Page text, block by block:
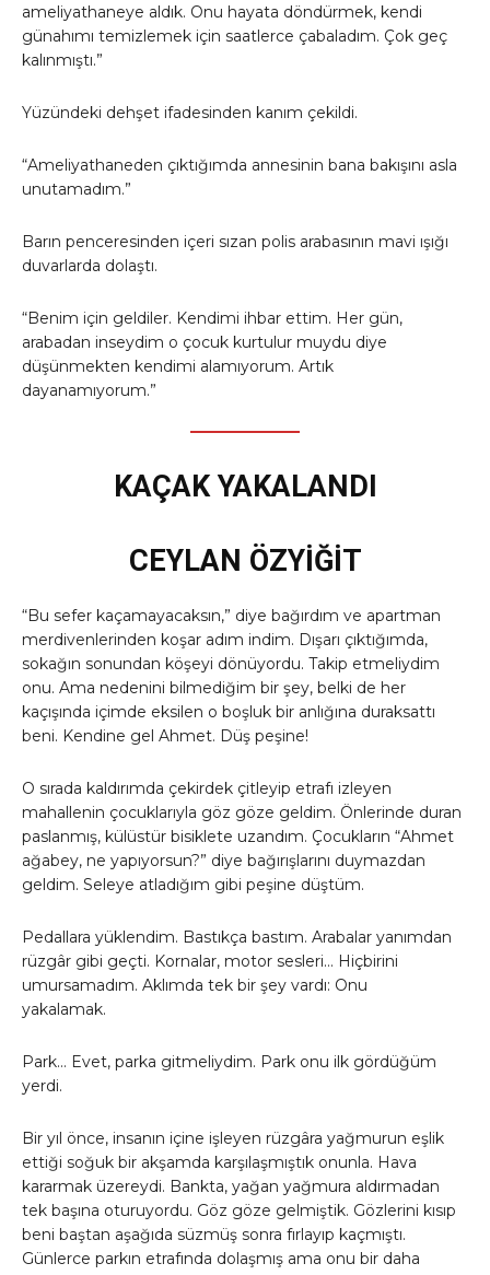
ameliyathaneye aldık. Onu hayata döndürmek, kendi
günahımı temizlemek için saatlerce çabaladım. Çok geç
kalınmıştı.”
Yüzündeki dehşet ifadesinden kanım çekildi.
“Ameliyathaneden çıktığımda annesinin bana bakışını asla
unutamadım.”
Barın penceresinden içeri sızan polis arabasının mavi ışığı
duvarlarda dolaştı.
“Benim için geldiler. Kendimi ihbar ettim. Her gün,
arabadan inseydim o çocuk kurtulur muydu diye
düşünmekten kendimi alamıyorum. Artık
dayanamıyorum.”
KAÇAK YAKALANDI
CEYLAN ÖZYİĞİT
“Bu sefer kaçamayacaksın,” diye bağırdım ve apartman
merdivenlerinden koşar adım indim. Dışarı çıktığımda,
sokağın sonundan köşeyi dönüyordu. Takip etmeliydim
onu. Ama nedenini bilmediğim bir şey, belki de her
kaçışında içimde eksilen o boşluk bir anlığına duraksattı
beni. Kendine gel Ahmet. Düş peşine!
O sırada kaldırımda çekirdek çitleyip etrafı izleyen
mahallenin çocuklarıyla göz göze geldim. Önlerinde duran
paslanmış, külüstür bisiklete uzandım. Çocukların “Ahmet
ağabey, ne yapıyorsun?” diye bağırışlarını duymazdan
geldim. Seleye atladığım gibi peşine düştüm.
Pedallara yüklendim. Bastıkça bastım. Arabalar yanımdan
rüzgâr gibi geçti. Kornalar, motor sesleri… Hiçbirini
umursamadım. Aklımda tek bir şey vardı: Onu
yakalamak.
Park… Evet, parka gitmeliydim. Park onu ilk gördüğüm
yerdi.
Bir yıl önce, insanın içine işleyen rüzgâra yağmurun eşlik
ettiği soğuk bir akşamda karşılaşmıştık onunla. Hava
kararmak üzereydi. Bankta, yağan yağmura aldırmadan
tek başına oturuyordu. Göz göze gelmiştik. Gözlerini kısıp
beni baştan aşağıda süzmüş sonra fırlayıp kaçmıştı.
Günlerce parkın etrafında dolaşmış ama onu bir daha